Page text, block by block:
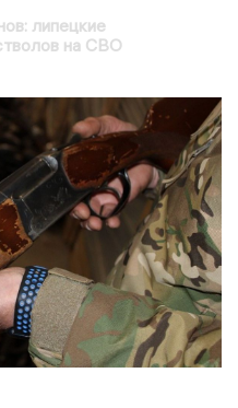
липецкие
на СВО